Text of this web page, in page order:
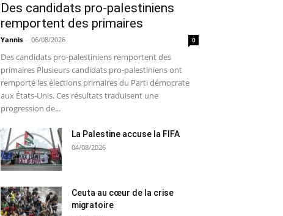
Des candidats pro-palestiniens
remportent des primaires
Yannis - 06/08/2026 0
Des candidats pro-palestiniens remportent des
primaires Plusieurs candidats pro-palestiniens ont
remporté les élections primaires du Parti démocrate
aux États-Unis. Ces résultats traduisent une
progression de...
La Palestine accuse la FIFA
04/08/2026
Ceuta au cœur de la crise
migratoire